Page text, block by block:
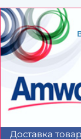
Доставка